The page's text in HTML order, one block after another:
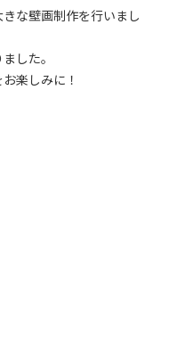
な壁画制作を行いまし
した。
楽しみに！